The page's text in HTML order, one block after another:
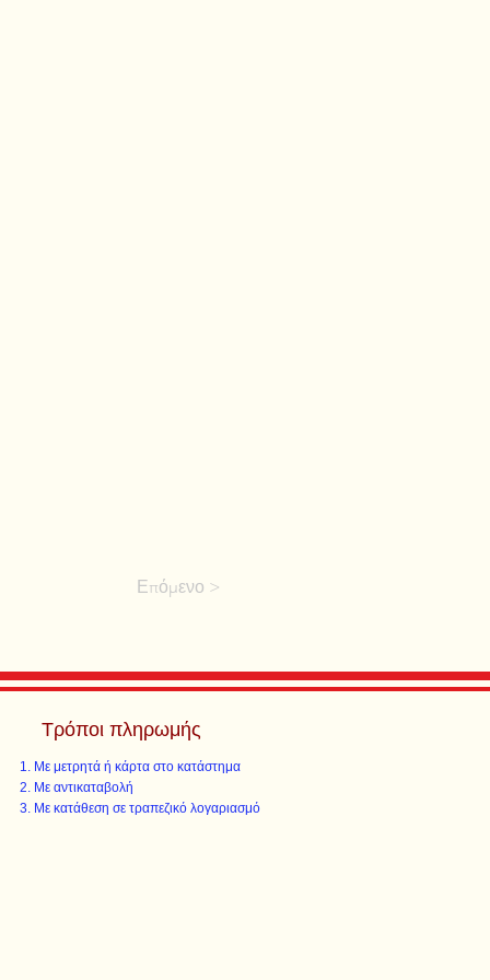
Επόμενο >
Τρόποι πληρωμής
Με μετρητά ή κάρτα στο κατάστημα
Με αντικαταβολή
Με κατάθεση σε τραπεζικό λογαριασμό